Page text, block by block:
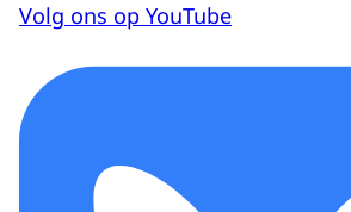
Volg ons op YouTube